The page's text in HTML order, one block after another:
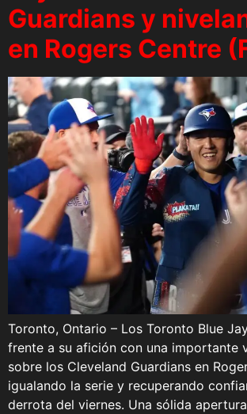
Guardians y
en Rogers Centre
Toronto, Ontario – Los Toronto Blue
frente a su afición con una importante
sobre los Cleveland Guardians en
igualando la serie y recuperando
derrota del viernes. Una sólida